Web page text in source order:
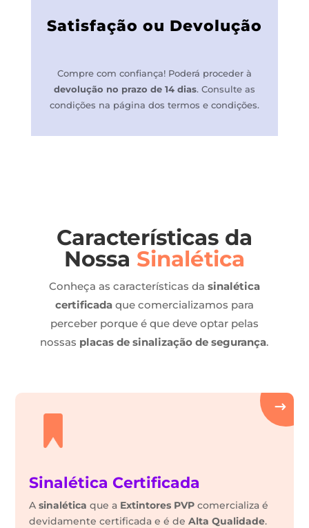
Satisfação ou Devolução
Compre com confiança! Poderá proceder à
devolução no prazo de 14 dias. Consulte as
condições na página dos termos e condições.
Características da
Nossa Sinalética
Conheça as características da sinalética
certificadaque comercializamos para
perceber porque é que deve optar pelas
nossas placas de sinalização de segurança.
Sinalética Certificada
Asinalética que a Extintores PVP comercializa é
devidamente certificada e é deAlta Qualidade.